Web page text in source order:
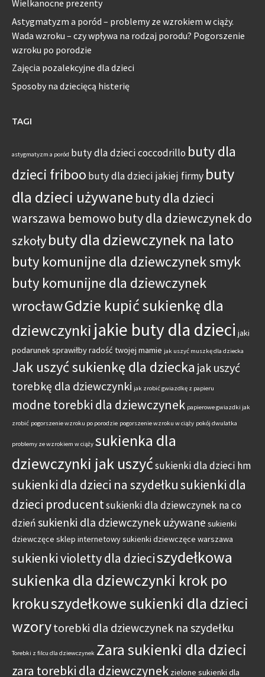
Wielkanocne prezenty
Astygmatyzm a poród – problemy ze wzrokiem w ciąży.
Wada wzroku – czy wpływa na rodzaj porodu? Pogorszenie
wzroku po porodzie
Zajęcia pozalekcyjne dla dzieci
Sposoby na dziecięcą histerię
TAGI
astygmatyzm a poród buty dla dzieci coccodrillo buty dla
dzieci friboo buty dla dzieci jakiej firmy buty
dla dzieci używane buty dla dzieci
warszawa bemowo buty dla dziewczynek do
szkołybuty dla dziewczynek na lato
buty komunijne dla dziewczynek smyk
buty komunijne dla dziewczynek
wrocławGdzie kupić sukienkę dla
dziewczynki jakie buty dla dzieci jaki
podarunek sprawiłby radość twojej mamie jak uszyć muszkę dla dziecka
Jak uszyć sukienkę dla dziecka jak uszyć
torebkę dla dziewczynki jak zrobić gwiazdkę z papieru
modne torebki dla dziewczynek papierowe gwiazdki jak
zrobić pogorszenie wzroku po porodzie pogorszenie wzroku w ciąży pokój dwulatka
problemy ze wzrokiem w ciąży sukienka dla
dziewczynki jak uszyćsukienki dla dzieci hm
sukienki dla dzieci na szydełkusukienki dla
dzieci producentsukienki dla dziewczynek na co
dzieńsukienki dla dziewczynek używane sukienki
dziewczęce sklep internetowysukienki dziewczęce warszawa
sukienki violetty dla dzieciszydełkowa
sukienka dla dziewczynki krok po
krokuszydełkowe sukienki dla dzieci
wzorytorebki dla dziewczynek na szydełku
Torebki z filcu dla dziewczynek Zara sukienki dla dzieci
zara torebki dla dziewczynek zielone sukienki dla